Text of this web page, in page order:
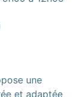
une
et adaptée